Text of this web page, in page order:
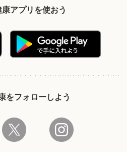
アプリを使おう
をフォローしよう